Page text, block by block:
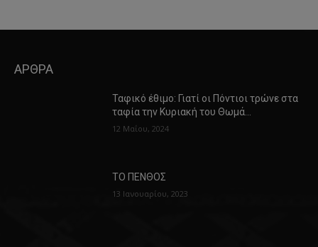
ΑΡΘΡΑ
Ταφικό έθιμο: Γιατί οι Πόντιοι τρώνε στα
ταφία την Κυριακή του Θωμά…
12 Μαΐου, 2024
ΤΟ ΠΕΝΘΟΣ
13 Ιανουαρίου, 2023